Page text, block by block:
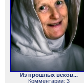
Из прошлых веков...
Комментарии: 3